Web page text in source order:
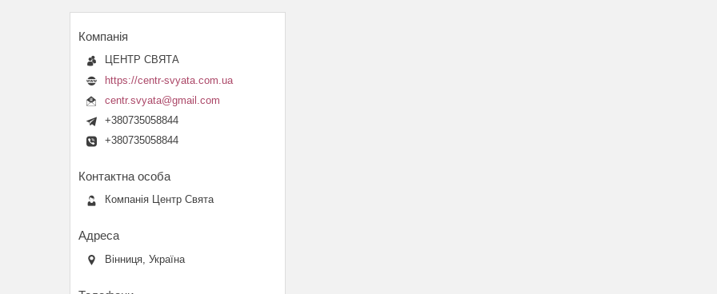
ЦЕНТР СВЯТА
https://centr-svyata.com.ua
centr.svyata@gmail.com
+380735058844
+380735058844
Компанія Центр Свята
Вінниця, Україна